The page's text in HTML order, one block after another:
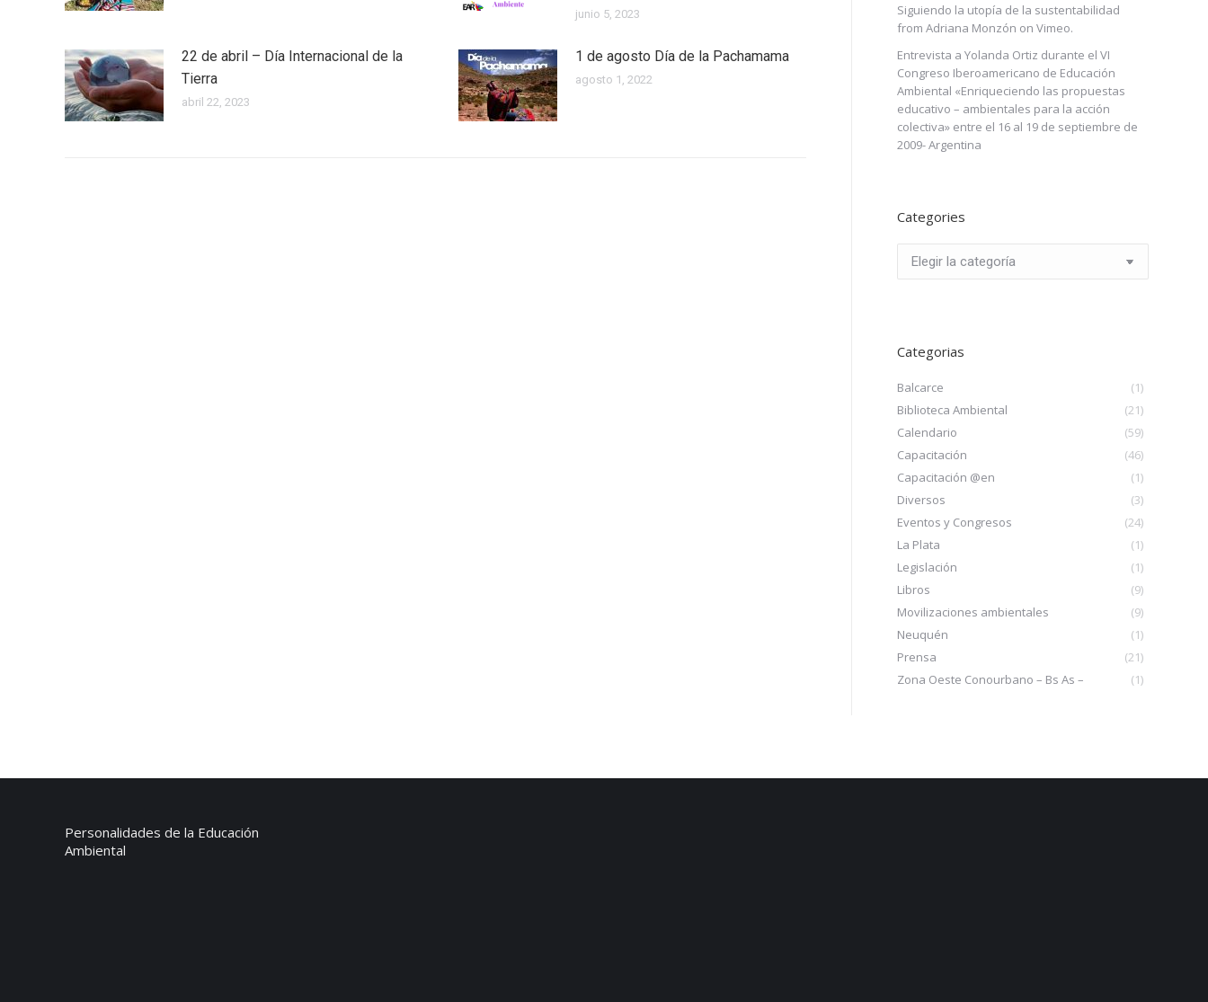
junio 5, 2023
22 de abril – Día Internacional de la
Tierra
abril 22, 2023
1 de agosto Día de la Pachamama
agosto 1, 2022
Siguiendo la utopía de la sustentabilidad
from Adriana Monzón on Vimeo.
Entrevista a Yolanda Ortiz durante el VI
Congreso Iberoamericano de Educación
Ambiental «Enriqueciendo las propuestas
educativo – ambientales para la acción
colectiva» entre el 16 al 19 de septiembre de
2009- Argentina
Categories
Categorias
Balcarce
(1)
Biblioteca Ambiental
(21)
Calendario
(59)
Capacitación
(46)
Capacitación @en
(1)
Diversos
(3)
Eventos y Congresos
(24)
La Plata
(1)
Legislación
(1)
Libros
(9)
Movilizaciones ambientales
(9)
Neuquén
(1)
Prensa
(21)
Zona Oeste Conourbano – Bs As –
(1)
Personalidades de la Educación
Ambiental